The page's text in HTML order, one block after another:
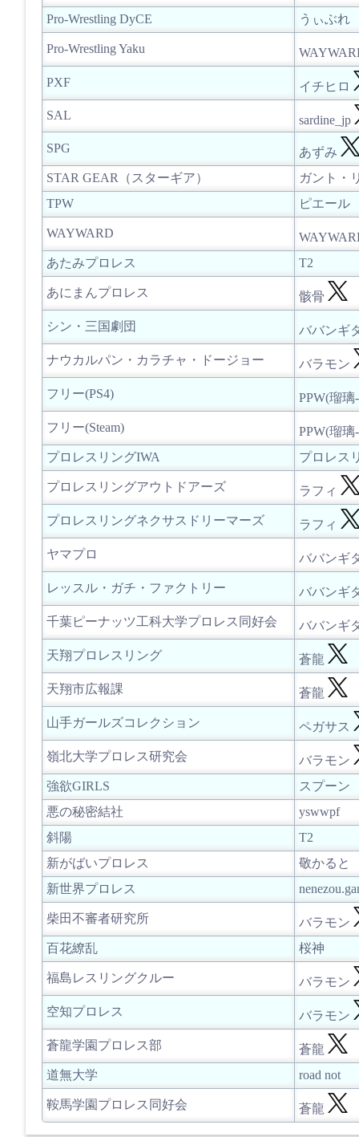
Pro-Wrestling DyCE うぃぶれ
Pro-Wrestling Yaku
PXF イチヒロ
SAL sardine_jp
SPG
あずみ
STAR GEAR（スターギア）
ガント・
TPW
ピエール
WAYWARD
あたみプロレス
T2
あにまんプロレス 骸骨
シン・三国劇団 ババンギ
ナウカルパン・カラチャ・ドージョー バラモン
フリー(PS4) PPW(瑠璃
フリー(Steam)
PPW(瑠璃
プロレスリングIWA
プロレス
プロレスリングアウトドアーズ ラフィ
プロレスリングネクサスドリーマーズ ラフィ
ヤマプロ ババンギ
レッスル・ガチ・ファクトリー ババンギ
千葉ピーナッツ工科大学プロレス同好会 ババンギ
天翔プロレスリング 蒼龍
天翔市広報課 蒼龍
山手ガールズコレクション ペガサス
嶺北大学プロレス研究会
バラモン
強欲GIRLS
スプーン
悪の秘密結社
yswwpf
斜陽
T2
新がばいプロレス
敬かると
新世界プロレス
柴田不審者研究所
バラモン
百花繚乱
桜神
福島レスリングクルー バラモン
空知プロレス バラモン
蒼龍学園プロレス部
蒼龍
道無大学
road not
鞍馬学園プロレス同好会 蒼龍